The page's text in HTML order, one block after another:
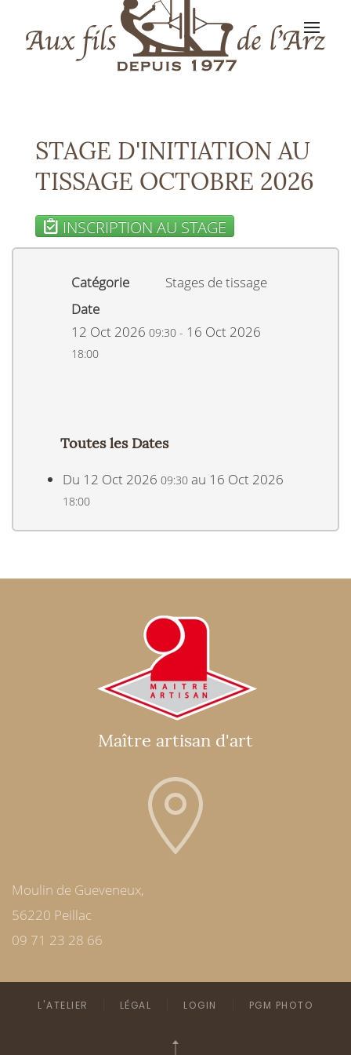
STAGE D'INITIATION AU
TISSAGE OCTOBRE 2026
INSCRIPTION AU STAGE
Catégorie
Stages de tissage
Date
12 Oct 2026 09:30- 16 Oct 2026
18:00
Toutes les Dates
Du 12 Oct 2026 09:30 au 16 Oct 2026
18:00
Maître artisan d'art
Moulin de Gueveneux,
56220 Peillac
09 71 23 28 66
L'ATELIER LÉGAL LOGIN PGM PHOTO